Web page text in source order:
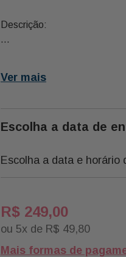
Descrição:
01 Arranjo Mini Flores Secas
Palha
Ver mais
Escolha a data de
Escolha a data e horário
R$ 249,00
ou 5x de R$ 49,80
Mais formas de